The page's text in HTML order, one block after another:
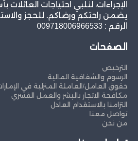
الإجراءات، لنلبي احتياجات العائلات
يضمن راحتكم ورضاكم. للحجز
الرقم : 009718006966533
الصفحات
الترخيص
الرسوم والشفافية المالية
حقوق العامل/العاملة المنزلية في
مكافحة الاتجار بالبشر والعمل القسري
التزامنا بالاستقدام العادل
تواصل معنا
من نحن